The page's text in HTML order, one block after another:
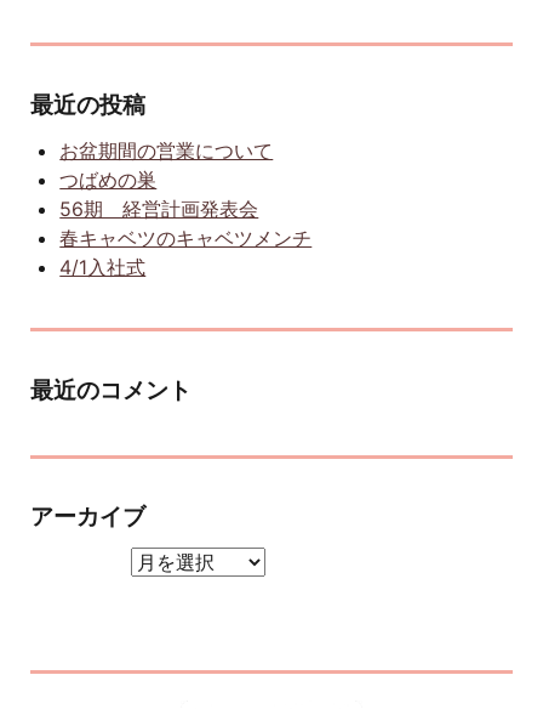
最近の投稿
お盆期間の営業について
つばめの巣
56期 経営計画発表会
春キャベツのキャベツメンチ
4/1入社式
最近のコメント
アーカイブ